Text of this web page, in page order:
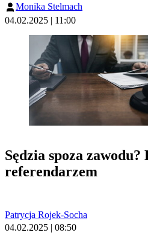
Monika Stelmach
04.02.2025 | 11:00
Sędzia spoza zawodu?
referendarzem
Patrycja Rojek-Socha
04.02.2025 | 08:50